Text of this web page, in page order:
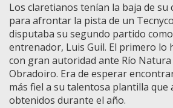
Los claretianos tenían la baja de su
para afrontar la pista de un
disputaba su segundo partido
entrenador, Luis Guil. El primero lo
con gran autoridad ante Río
Obradoiro. Era de esperar
más fiel a su talentosa plantilla que
obtenidos durante el año.